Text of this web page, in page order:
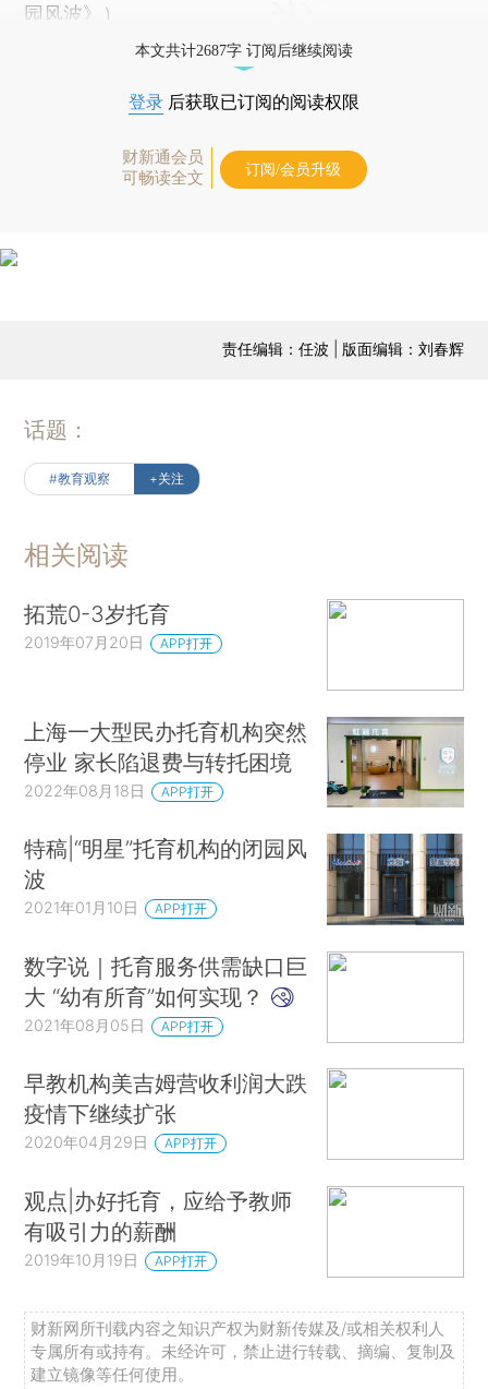
园风波》
）
本文共计2687字 订阅后继续阅读
登录 后获取已订阅的阅读权限
财新通会员
可畅读全文
订阅/会员升级
责任编辑：任波 | 版面编辑：刘春辉
话题：
#教育观察 +关注
相关阅读
拓荒0-3岁托育
2019年07月20日 APP打开
上海一大型民办托育机构突然
停业 家长陷退费与转托困境
2022年08月18日 APP打开
特稿|“明星”托育机构的闭园风
波
2021年01月10日 APP打开
数字说｜托育服务供需缺口巨
大 “幼有所育”如何实现？
2021年08月05日 APP打开
早教机构美吉姆营收利润大跌
疫情下继续扩张
2020年04月29日 APP打开
观点|办好托育，应给予教师
有吸引力的薪酬
2019年10月19日 APP打开
财新网所刊载内容之知识产权为财新传媒及/或相关权利人
专属所有或持有。未经许可，禁止进行转载、摘编、复制及
建立镜像等任何使用。